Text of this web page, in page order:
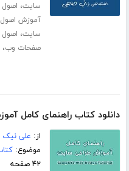
سایت،
آموزش
سایت،
صفحات وب،
دانلود کتاب راهنمای کامل
از: علی نیک
موضوع:
۴۲ صفحه